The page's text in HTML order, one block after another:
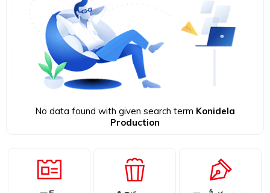
No data found with given search term Konidela
Production